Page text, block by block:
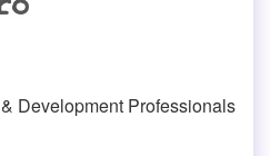
Development Professionals